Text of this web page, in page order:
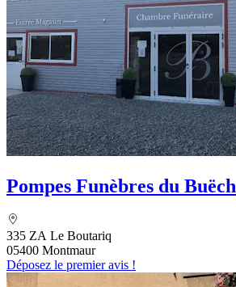
Pompes Funèbres du Buëch
335 ZA Le Boutariq
05400 Montmaur
Déposez le premier avis !